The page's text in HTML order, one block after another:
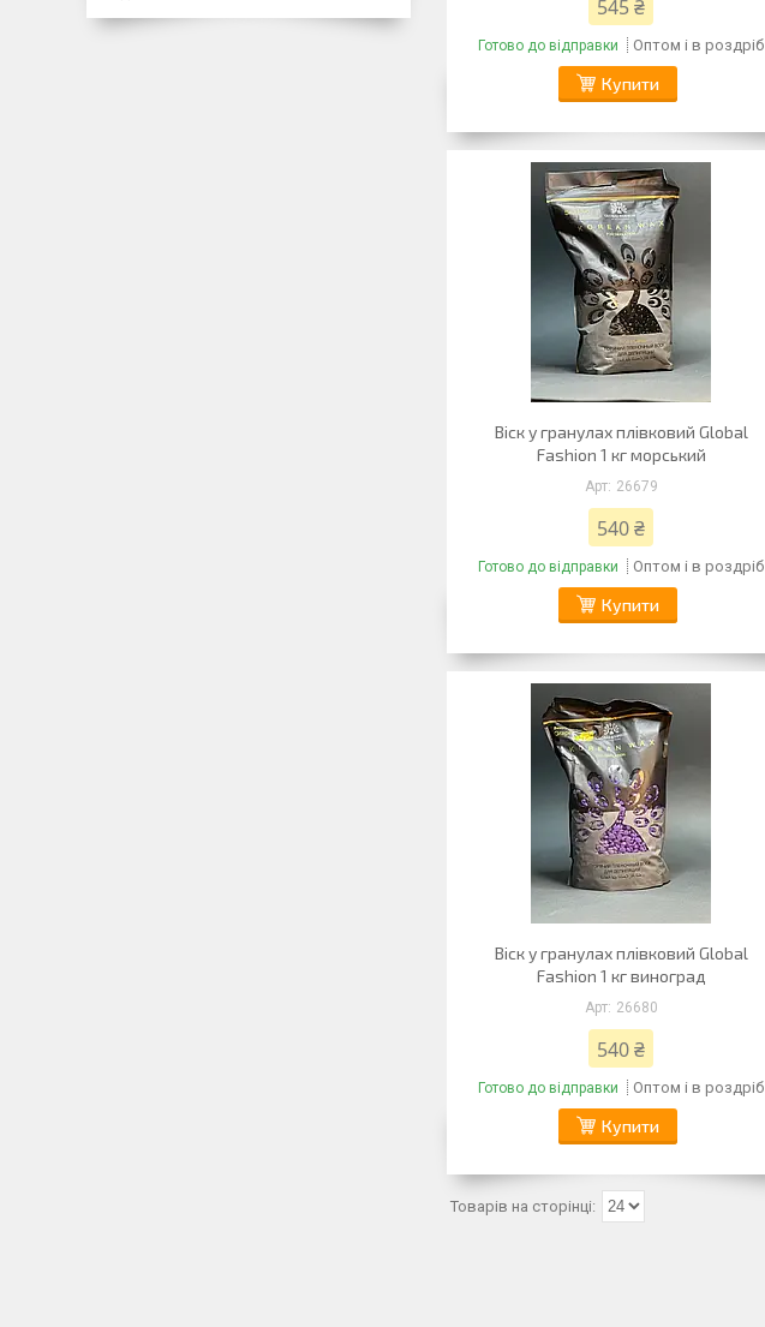
545 ₴
Готово до відправки Оптом і в роздріб
Купити
Віск у гранулах плівковий Global
Fashion 1 кг морський
26679
540 ₴
Готово до відправки Оптом і в роздріб
Купити
Віск у гранулах плівковий Global
Fashion 1 кг виноград
26680
540 ₴
Готово до відправки Оптом і в роздріб
Купити